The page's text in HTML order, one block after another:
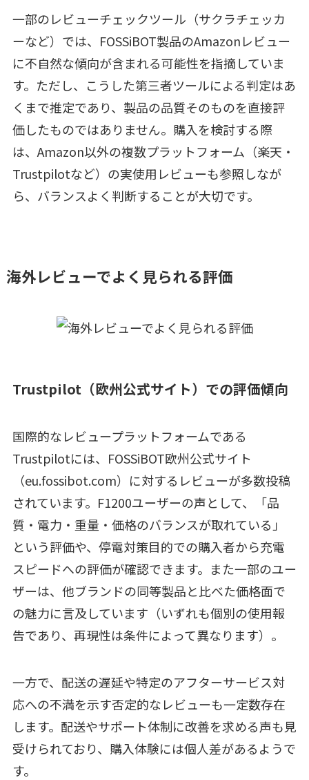
一部のレビューチェックツール（サクラチェッカ
ーなど）では、FOSSiBOT製品のAmazonレビュー
に不自然な傾向が含まれる可能性を指摘していま
す。ただし、こうした第三者ツールによる判定はあ
くまで推定であり、製品の品質そのものを直接評
価したものではありません。購入を検討する際
は、Amazon以外の複数プラットフォーム（楽天・
Trustpilotなど）の実使用レビューも参照しなが
ら、バランスよく判断することが大切です。
海外レビューでよく見られる評価
Trustpilot（欧州公式サイト）での評価傾向
国際的なレビュープラットフォームである
Trustpilotには、FOSSiBOT欧州公式サイト
（eu.fossibot.com）に対するレビューが多数投稿
されています。F1200ユーザーの声として、「品
質・電力・重量・価格のバランスが取れている」
という評価や、停電対策目的での購入者から充電
スピードへの評価が確認できます。また一部のユー
ザーは、他ブランドの同等製品と比べた価格面で
の魅力に言及しています（いずれも個別の使用報
告であり、再現性は条件によって異なります）。
一方で、配送の遅延や特定のアフターサービス対
応への不満を示す否定的なレビューも一定数存在
します。配送やサポート体制に改善を求める声も見
受けられており、購入体験には個人差があるようで
す。